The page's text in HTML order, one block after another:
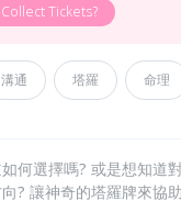
Tickets?
溝通 塔羅 命理
何選擇嗎? 或是想知道
? 讓神奇的塔羅牌來協